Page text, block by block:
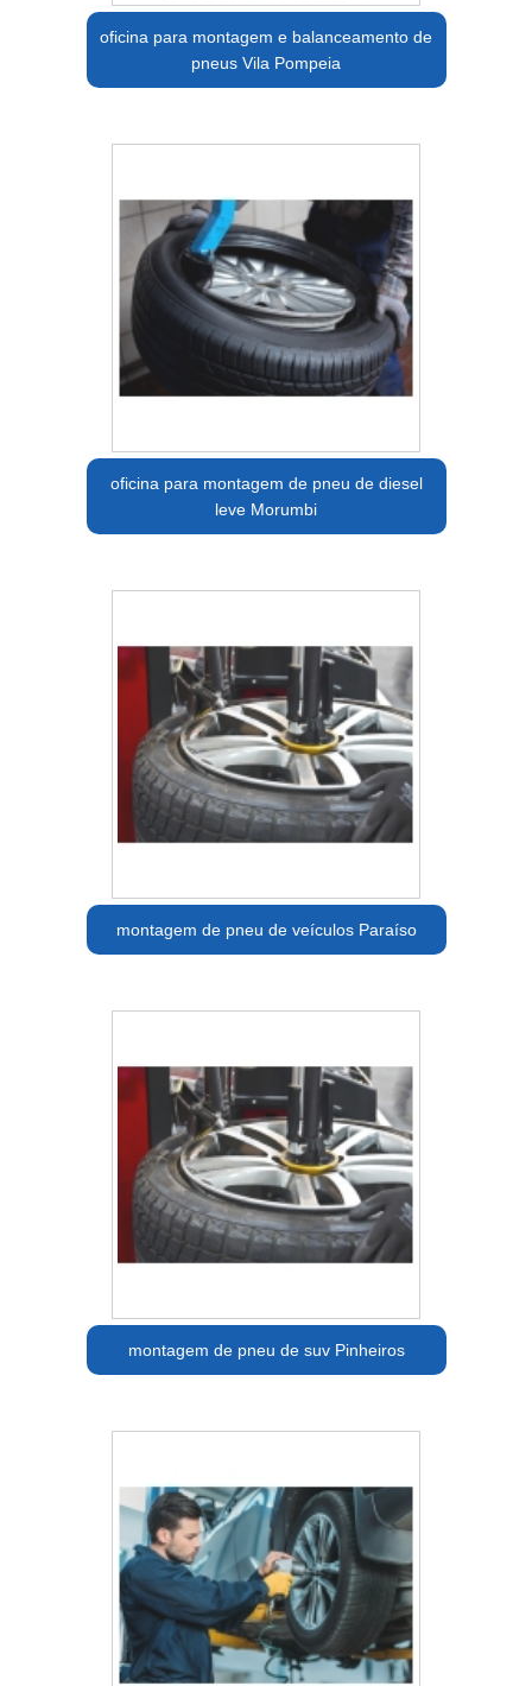
oficina para montagem e balanceamento de
pneus Vila Pompeia
oficina para montagem de pneu de diesel
leve Morumbi
montagem de pneu de veículos Paraíso
montagem de pneu de suv Pinheiros